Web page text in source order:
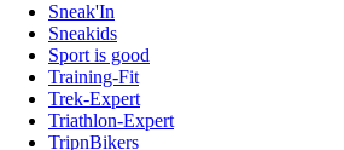
Sneak'In
Sneakids
Sport is good
Training-Fit
Trek-Expert
Triathlon-Expert
TripnBikers